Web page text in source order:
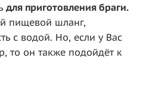
для приготовления браги.
пищевой шланг,
с водой. Но, если у Вас
то он также подойдёт к